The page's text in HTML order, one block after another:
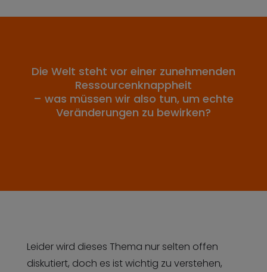
Die Welt steht vor einer zunehmenden
Ressourcenknappheit
– was müssen wir also tun, um echte
Veränderungen zu bewirken?
Leider wird dieses Thema nur selten offen
diskutiert, doch es ist wichtig zu verstehen,